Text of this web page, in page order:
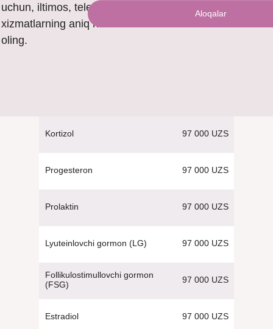
uchun, iltimos, telefon orqali
xizmatlarning aniq narxini bilib
oling.
Aloqalar
97 000 UZS
Kortizol
97 000 UZS
Progesteron
97 000 UZS
Prolaktin
97 000 UZS
Lyuteinlovchi gormon (LG)
97 000 UZS
Follikulostimullovchi gormon
(FSG)
97 000 UZS
Estradiol